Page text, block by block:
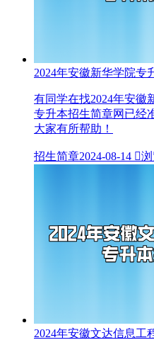
2024年安徽新华学院专
有同学在找2024年安徽
专升本招生简章网已经
大家有所帮助！
招生简章2024-08-14 浏
2024年安徽文达信息工